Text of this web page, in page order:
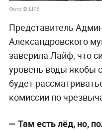
Фото © LIFE
Представитель
Александровского
заверила Лайф, что
уровень воды якобы
будет
комиссии по
— Там есть лёд, но,